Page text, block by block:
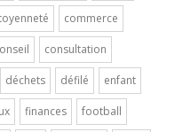
commerce
consultation
déchets défilé enfant
finances football